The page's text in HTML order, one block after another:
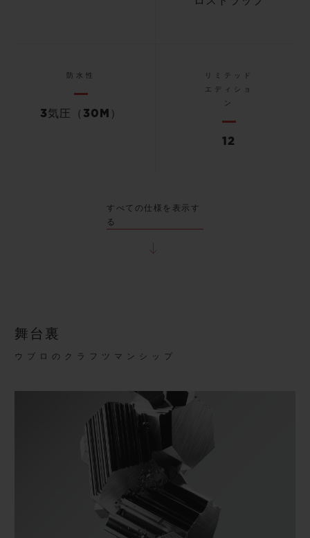
防水性
3気圧（30M）
リミテッド
エディショ
ン
12
すべての仕様を表示す
る
舞台裏
ウブロのクラフツマンシップ